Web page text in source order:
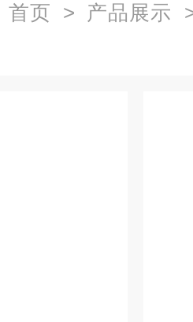
首页 > 产品展示